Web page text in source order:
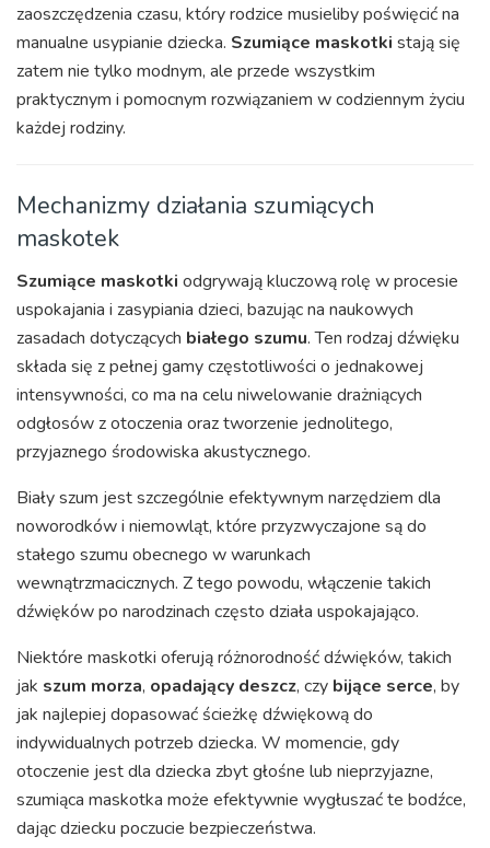
zaoszczędzenia czasu, który rodzice musieliby poświęcić na
manualne usypianie dziecka. Szumiące maskotki stają się
zatem nie tylko modnym, ale przede wszystkim
praktycznym i pomocnym rozwiązaniem w codziennym życiu
każdej rodziny.
Mechanizmy działania szumiących
maskotek
Szumiące maskotki odgrywają kluczową rolę w procesie
uspokajania i zasypiania dzieci, bazując na naukowych
zasadach dotyczących białego szumu. Ten rodzaj dźwięku
składa się z pełnej gamy częstotliwości o jednakowej
intensywności, co ma na celu niwelowanie drażniących
odgłosów z otoczenia oraz tworzenie jednolitego,
przyjaznego środowiska akustycznego.
Biały szum jest szczególnie efektywnym narzędziem dla
noworodków i niemowląt, które przyzwyczajone są do
stałego szumu obecnego w warunkach
wewnątrzmacicznych. Z tego powodu, włączenie takich
dźwięków po narodzinach często działa uspokajająco.
Niektóre maskotki oferują różnorodność dźwięków, takich
jak szum morza, opadający deszcz, czy bijące serce, by
jak najlepiej dopasować ścieżkę dźwiękową do
indywidualnych potrzeb dziecka. W momencie, gdy
otoczenie jest dla dziecka zbyt głośne lub nieprzyjazne,
szumiąca maskotka może efektywnie wygłuszać te bodźce,
dając dziecku poczucie bezpieczeństwa.